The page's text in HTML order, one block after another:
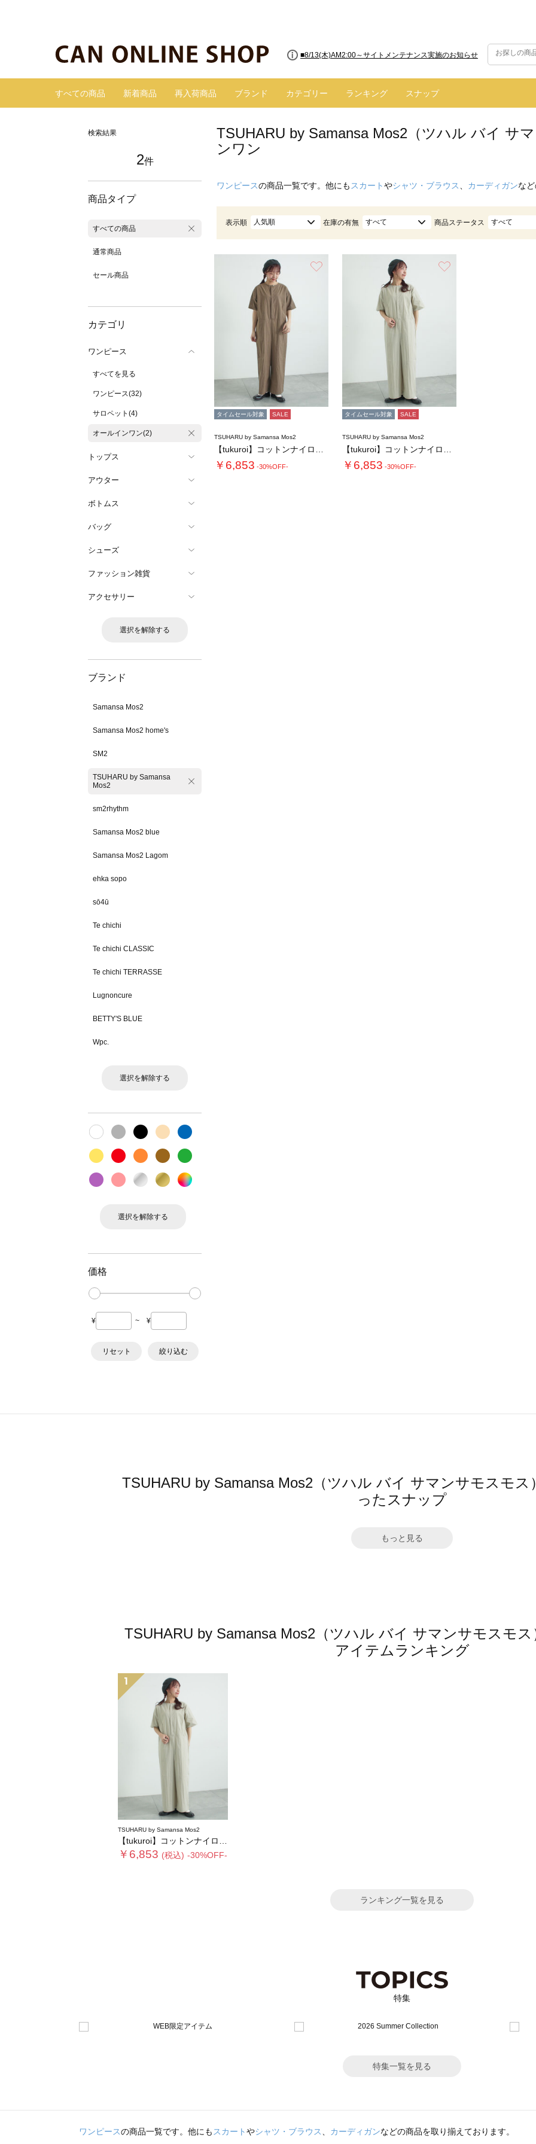
■8/13(木)AM2:00～サイトメンテナンス実施のお知らせ
すべての商品 新着商品 再入荷商品 ブランド カテゴリー ランキング スナップ
検索結果
2件
商品タイプ
すべての商品
通常商品
セール商品
カテゴリ
ワンピース
すべてを見る
ワンピース(32)
サロペット(4)
オールインワン(2)
トップス
アウター
ボトムス
バッグ
シューズ
ファッション雑貨
アクセサリー
選択を解除する
ブランド
Samansa Mos2
Samansa Mos2 home's
SM2
TSUHARU by Samansa
Mos2
sm2rhythm
Samansa Mos2 blue
Samansa Mos2 Lagom
ehka sopo
sō4ū
Te chichi
Te chichi CLASSIC
Te chichi TERRASSE
Lugnoncure
BETTY'S BLUE
Wpc.
選択を解除する
選択を解除する
価格
¥ ~ ¥
リセット 絞り込む
TSUHARU by Samansa Mos2（ツハル バイ サ
ンワン
ワンピースの商品一覧です。他にも スカートやシャツ・ブラウス カーディガンな
表示順 人気順 在庫の有無 すべて 商品ステータス すべて
タイムセール対象 SALE
TSUHARU by Samansa Mos2
￥6,853 -30%OFF-
タイムセール対象 SALE
TSUHARU by Samansa Mos2
￥6,853 -30%OFF-
TSUHARU by Samansa Mos2（ツハル バイ サマンサモスモ
ったスナップ
もっと見る
TSUHARU by Samansa Mos2（ツハル バイ サマンサモスモ
アイテムランキング
1
TSUHARU by Samansa Mos2
【tukuroi】コットンナイロンウェザージャンプスーツ
￥6,853 (税込) -30%OFF-
ランキング一覧を見る
特集
特集一覧を見る
ワンピースの商品一覧です。他にもスカートやシャツ・ブラウス、 カーディガンなどの商品を取り揃えております。